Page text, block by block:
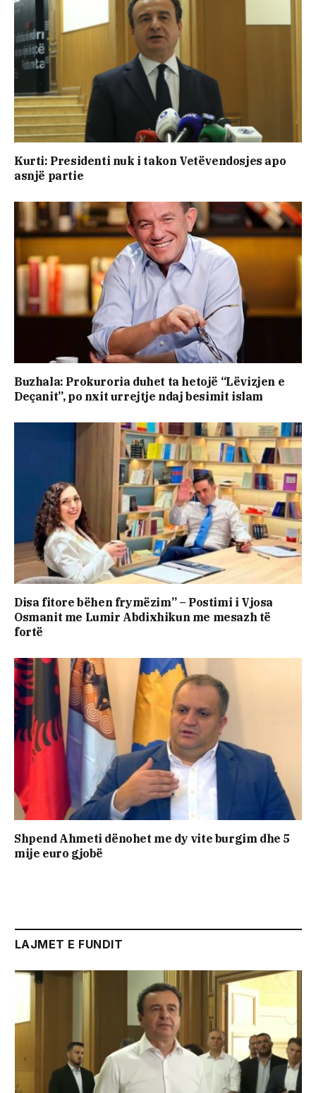
Kurti: Presidenti nuk i takon Vetëvendosjes apo
asnjë partie
Buzhala: Prokuroria duhet ta hetojë “Lëvizjen e
Deçanit”, po nxit urrejtje ndaj besimit islam
Disa fitore bëhen frymëzim” – Postimi i Vjosa
Osmanit me Lumir Abdixhikun me mesazh të
fortë
Shpend Ahmeti dënohet me dy vite burgim dhe 5
mije euro gjobë
LAJMET E FUNDIT